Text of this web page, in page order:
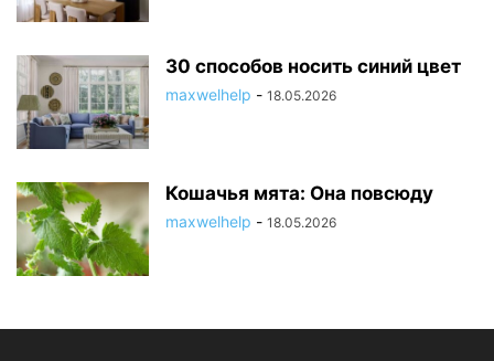
30 способов носить синий цвет
maxwelhelp - 18.05.2026
Кошачья мята: Она повсюду
maxwelhelp - 18.05.2026